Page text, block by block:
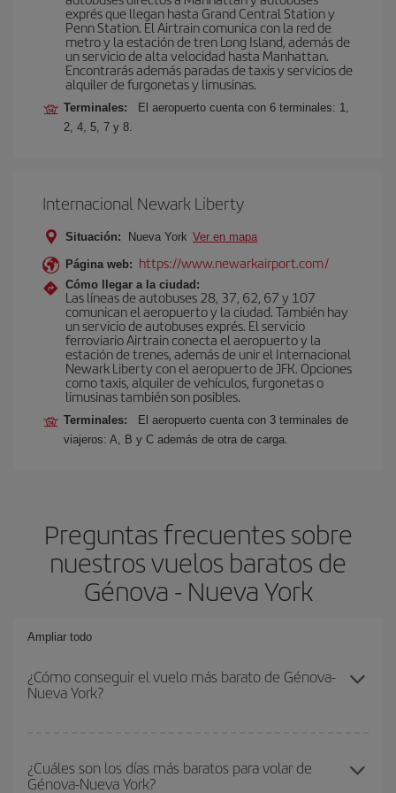
exprés que llegan hasta Grand Central Station y
Penn Station. El Airtrain comunica con la red de
metro y la estación de tren Long Island, además de
un servicio de alta velocidad hasta Manhattan.
Encontrarás además paradas de taxis y servicios de
alquiler de furgonetas y limusinas.
Terminales:
El aeropuerto cuenta con 6 terminales: 1,
2, 4, 5, 7 y 8.
Internacional Newark Liberty
Situación: Nueva York Ver en mapa
Página web: https://www.newarkairport.com/
Cómo llegar a la ciudad:
Las líneas de autobuses 28, 37, 62, 67 y 107
comunican el aeropuerto y la ciudad. También hay
un servicio de autobuses exprés. El servicio
ferroviario Airtrain conecta el aeropuerto y la
estación de trenes, además de unir el Internacional
Newark Liberty con el aeropuerto de JFK. Opciones
como taxis, alquiler de vehículos, furgonetas o
limusinas también son posibles.
Terminales:
El aeropuerto cuenta con 3 terminales de
viajeros: A, B y C además de otra de carga.
Preguntas frecuentes sobre
nuestros vuelos baratos de
Génova - Nueva York
Ampliar todo
¿Cómo conseguir el vuelo más barato de Génova-
Nueva York?
y conseguir el vuelo más barato si evitas temporadas altas,
compras con antelación y puedes ser flexible con las fechas y
¿Cuáles son los días más baratos para volar de
Génova-Nueva York?